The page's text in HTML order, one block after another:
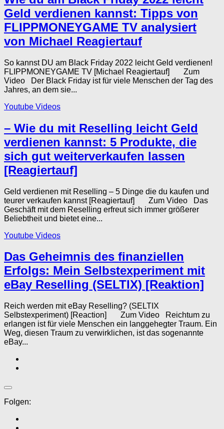
Geld verdienen kannst: Tipps von
FLIPPMONEYGAME TV analysiert
von Michael Reagiertauf
So kannst DU am Black Friday 2022 leicht Geld verdienen!
FLIPPMONEYGAME TV [Michael Reagiertauf] Zum
Video Der Black Friday ist für viele Menschen der Tag des
Jahres, an dem sie...
Youtube Videos
– Wie du mit Reselling leicht Geld
verdienen kannst: 5 Produkte, die
sich gut weiterverkaufen lassen
[Reagiertauf]
Geld verdienen mit Reselling – 5 Dinge die du kaufen und
teurer verkaufen kannst [Reagiertauf] Zum Video Das
Geschäft mit dem Reselling erfreut sich immer größerer
Beliebtheit und bietet eine...
Youtube Videos
Das Geheimnis des finanziellen
Erfolgs: Mein Selbstexperiment mit
eBay Reselling (SELTIX) [Reaktion]
Reich werden mit eBay Reselling? (SELTIX
Selbstexperiment) [Reaction] Zum Video Reichtum zu
erlangen ist für viele Menschen ein langgehegter Traum. Ein
Weg, diesen Traum zu verwirklichen, ist das sogenannte
eBay...
Folgen: